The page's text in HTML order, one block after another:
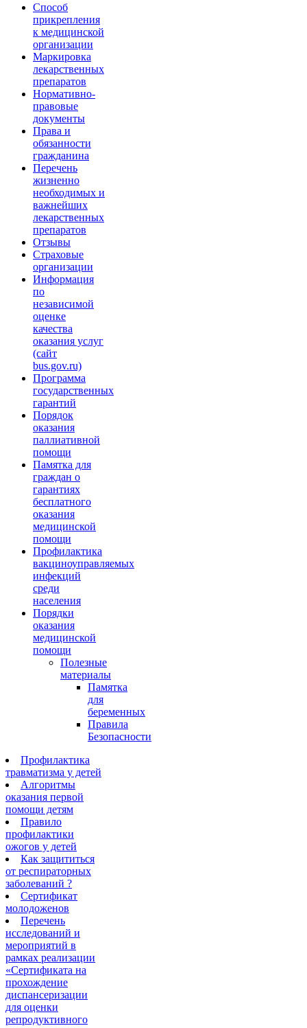
Способ
прикрепления
к медицинской
организации
Маркировка
лекарственных
препаратов
Нормативно-
правовые
документы
Права и
обязанности
гражданина
Перечень
жизненно
необходимых и
важнейших
лекарственных
препаратов
Отзывы
Страховые
организации
Информация
по
независимой
оценке
качества
оказания услуг
(сайт
bus.gov.ru)
Программа
государственных
гарантий
Порядок
оказания
паллиативной
помощи
Памятка для
граждан о
гарантиях
бесплатного
оказания
медицинской
помощи
Профилактика
вакциноуправляемых
инфекций
среди
населения
Порядки
оказания
медицинской
помощи
Полезные
материалы
Памятка
для
беременных
Правила
Безопасности
Профилактика
травматизма у детей
Алгоритмы
оказания первой
помощи детям
Правило
профилактики
ожогов у детей
Как защититься
от респираторных
заболеваний ?
Сертификат
молодоженов
Перечень
исследований и
мероприятий в
рамках реализации
«Сертификата на
прохождение
диспансеризации
для оценки
репродуктивного